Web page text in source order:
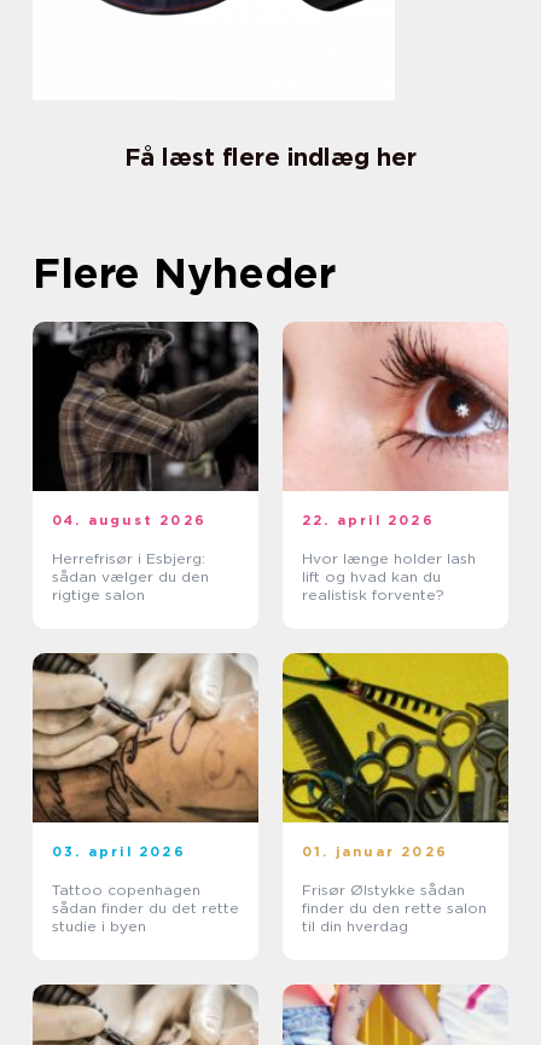
Få læst flere indlæg her
Flere Nyheder
04. august 2026
Herrefrisør i Esbjerg:
sådan vælger du den
rigtige salon
22. april 2026
Hvor længe holder lash
lift og hvad kan du
realistisk forvente?
03. april 2026
Tattoo copenhagen
sådan finder du det rette
studie i byen
01. januar 2026
Frisør Ølstykke sådan
finder du den rette salon
til din hverdag